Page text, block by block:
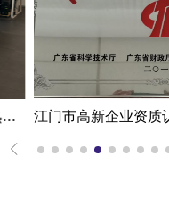
深圳市高新技术企业资质认定案例|熟练掌握国家高新企业资质认定